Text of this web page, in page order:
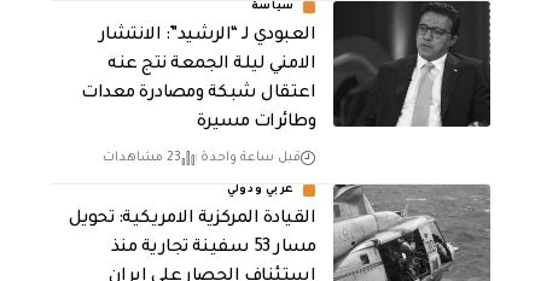
سياسة
العبودي لـ “الرشيد”: الانتشار
الامني ليلة الجمعة نتج عنه
اعتقال شبكة ومصادرة معدات
وطائرات مسيرة
قبل ساعة واحدة 23 مشاهدات
عربي ودولي
القيادة المركزية الامريكية: تحويل
مسار 53 سفينة تجارية منذ